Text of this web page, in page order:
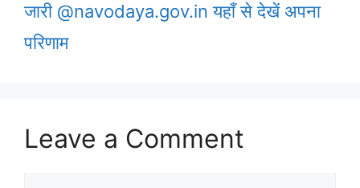
जारी @navodaya.gov.in यहाँ से देखें अपना
परिणाम
Leave a Comment